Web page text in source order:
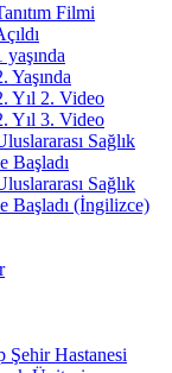
Filmi
Yaşında
Yıl 2. Video
Yıl 3. Video
Sağlık
Başladı
Sağlık
Başladı (İngilizce)
Şehir Hastanesi